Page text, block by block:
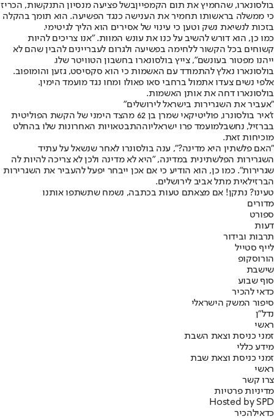
בולסונארו, שהחמיץ את תום הקמפייןבשל פציעה מנסיון התנקשות, הכריז
כי ממשלה בראשותו תחמיר את הענישה כנגד הפשיעה. הוא תומך בהקלה
בזכות לנשיאת נשק וטען כי עינוי של אסירים הוא הליך לגיטימי.
כמו כן, הוא דורש להשיב על כנו את עונש המוות. "אנו צריכים להיות
קשוחים בכל הקשור ללחימה בפשיעה ולגרום לעבריינים להבין שהם לא
ייהנו מפטור בעונשם", צייץ בולסונארו בחשבון הטוויטר שלו.
בולסונארו נאלץ להתמודד עם האשמות כי הוא סקסיסט, גזען והומופוב.
אלפי נשים צעדו אתמול ברחבי סאו פאולו ומחו נגד מועמד הימין.
בולסונארו דחה את אותן האשמות.
"אעביר את השגרירות בישראל לירושלים"
ז'איר בולסונרו, פוליטיקאי שמרן בן 62 מהצד הימני של הקשת הפוליטית
בברזיל, נחשבלמועמד פרו ישראליוההתבטאויות האחרונות שלו בהחלט
מוכיחות זאת.
"האם פלשתין היא מדינה?", ענה בולסונרו לאחר שנשאל על עתיד
השגרירות הפלשתינית במדינה, "היא לא מדינה ולכן לא צריכה להיות לה
שגרירות". כמו כן, הוא הודיע כי אם אכן ייבחר יפעל להעביר את השגרירות
הברזילאית מתל אביב לירושלים.
טעינו? נתקן! אם מצאתם טעות בכתבה, נשמח שתשתפו אותנו
מדורים
ספורט
דעות
תרבות ובידור
לייף סטייל
הורוסקופ
שישבת
סוף שבוע
כדאי להכיר
סיפור המשק הישראלי
נדל"ן
ראשי
זמני כניסת וצאת השבת
מידע כללי
זמני כניסת וצאת שבת
ראשי
צרו קשר
מדיניות פרטיות
Hosted by SPD
כדאילהכיר